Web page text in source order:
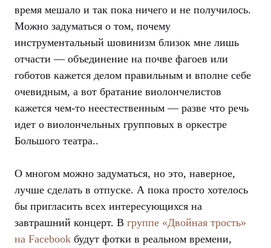
время мешало и так пока ничего и не получилось.
Можно задуматься о том, почему
инструментальный шовинизм близок мне лишь
отчасти — объединение на почве фагоев или
гоботов кажется делом правильным и вполне себе
очевидным, а вот братание виолончелистов
кажется чем-то неестественным — разве что речь
идет о виолончельных групповых в оркестре
Большого театра..
О многом можно задуматься, но это, наверное,
лучше сделать в отпуске. А пока просто хотелось
бы пригласить всех интересующихся на
завтрашний концерт. В группе «Двойная трость»
на Facebook будут фотки в реальном времени,